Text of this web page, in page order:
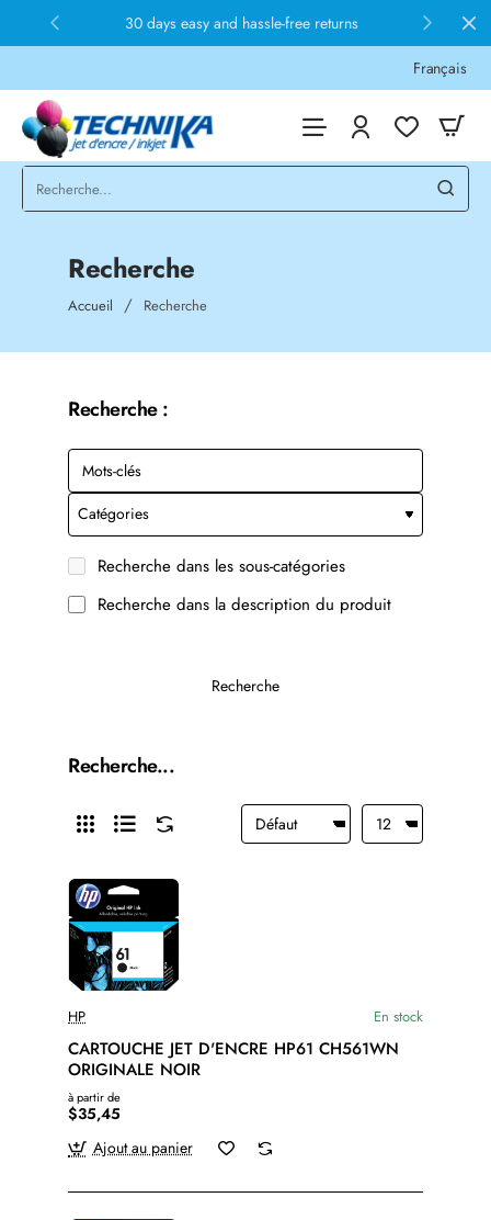
30 days easy and hassle-free returns
Français
Recherche
Accueil homeRecherche
Recherche :
Recherche dans les sous-catégories
Recherche dans la description du produit
Recherche
Recherche...
HP En stock
CARTOUCHE JET D'ENCRE HP61 CH561WN
ORIGINALE NOIR
à partir de
$35,45
Ajout au panier